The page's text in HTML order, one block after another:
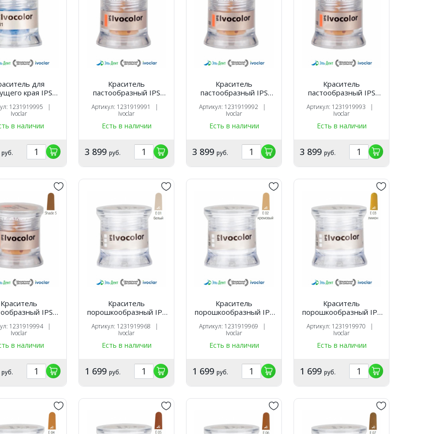
для
края IPS
Ivoclar
1231919995 |
Ivoclar
в наличии
руб.
Краситель
пастообразный IPS
SD1 (3гр.). Ivoclar
Артикул: 1231919991 |
Ivoclar
Есть в наличии
3 899 руб.
Краситель
пастообразный IPS
SD2 (3гр.). Ivoclar
Артикул: 1231919992 |
Ivoclar
Есть в наличии
3 899 руб.
Краситель
пастообразный IPS
SD3 (3гр.). Ivoclar
Артикул: 1231919993 |
Ivoclar
Есть в наличии
3 899 руб.
Краситель
IPS
(3гр.). Ivoclar
1231919994 |
Ivoclar
в наличии
руб.
Краситель
порошкообразный IPS
white-белый (1.8гр.).
Ivoclar
Артикул: 1231919968 |
Ivoclar
Есть в наличии
1 699 руб.
Краситель
порошкообразный IPS
creme -кремовый
(1.8гр.). Ivoclar
Артикул: 1231919969 |
Ivoclar
Есть в наличии
1 699 руб.
Краситель
порошкообразный IPS
lemon-лимонный (1.8гр.).
Ivoclar
Артикул: 1231919970 |
Ivoclar
Есть в наличии
1 699 руб.